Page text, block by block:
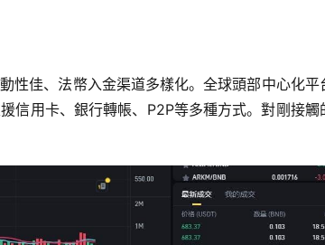
性佳、法幣入金渠道多樣化。全球頭部中心化平
信用卡、銀行轉帳、P2P等多種方式。對剛接觸